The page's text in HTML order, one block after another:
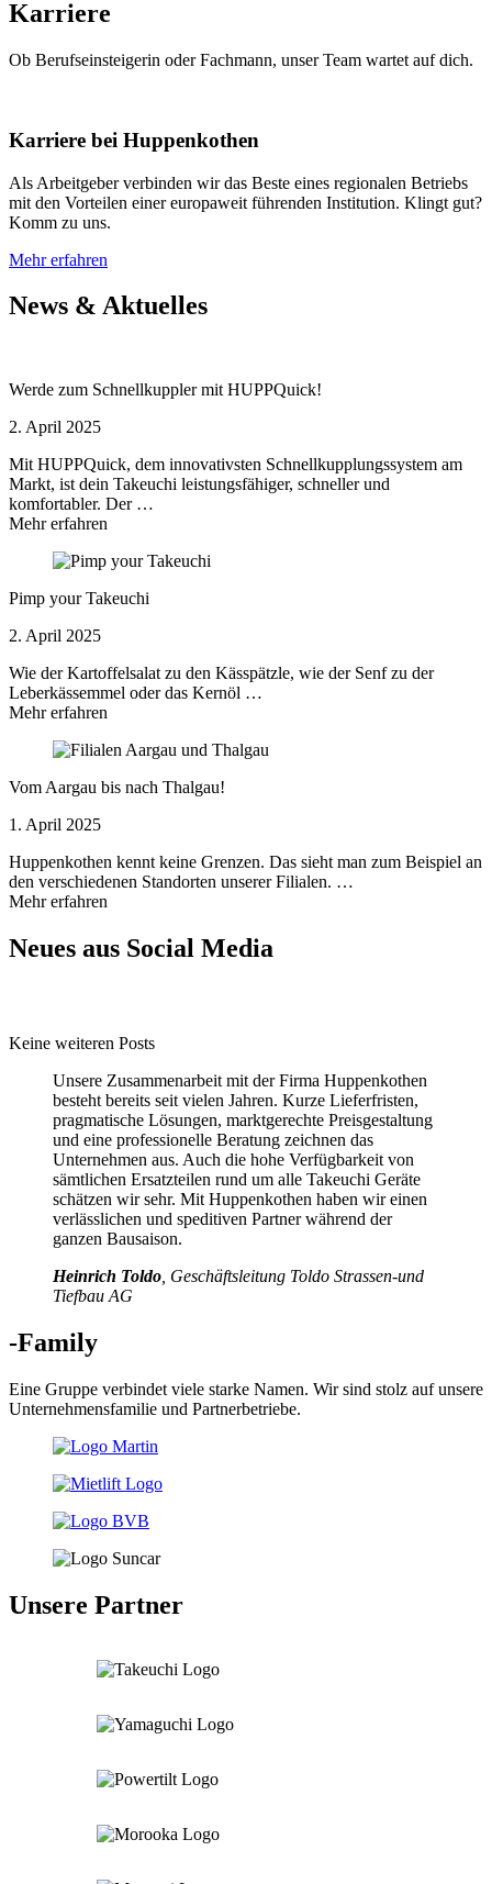
Karriere
Ob Berufseinsteigerin oder Fachmann, unser Team wartet auf dich.
Karriere bei Huppenkothen
Als Arbeitgeber verbinden wir das Beste eines regionalen Betriebs
mit den Vorteilen einer europaweit führenden Institution. Klingt gut?
Komm zu uns.
Mehr erfahren
News & Aktuelles
Werde zum Schnellkuppler mit HUPPQuick!
2. April 2025
Mit HUPPQuick, dem innovativsten Schnell­kupplungs­system am
Markt, ist dein Takeuchi leistungsfähiger, schneller und
komfortabler. Der …
Mehr erfahren
Pimp your Takeuchi
2. April 2025
Wie der Kartoffelsalat zu den Kässpätzle, wie der Senf zu der
Leberkässemmel oder das Kernöl …
Mehr erfahren
Vom Aargau bis nach Thalgau!
1. April 2025
Huppenkothen kennt keine Grenzen. Das sieht man zum Beispiel an
den verschiedenen Standorten unserer Filialen. …
Mehr erfahren
Neues aus Social Media
Keine weiteren Posts
Unsere Zusammenarbeit mit der Firma Huppenkothen
besteht bereits seit vielen Jahren. Kurze Lieferfristen,
pragmatische Lösungen, marktgerechte Preisgestaltung
und eine professionelle Beratung zeichnen das
Unternehmen aus. Auch die hohe Verfügbarkeit von
sämtlichen Ersatzteilen rund um alle Takeuchi Geräte
schätzen wir sehr. Mit Huppenkothen haben wir einen
verlässlichen und speditiven Partner während der
ganzen Bausaison.
Heinrich Toldo , Geschäftsleitung Toldo Strassen-und
Tiefbau AG
-Family
Eine Gruppe verbindet viele starke Namen. Wir sind stolz auf unsere
Unternehmensfamilie und Partnerbetriebe.
Unsere Partner